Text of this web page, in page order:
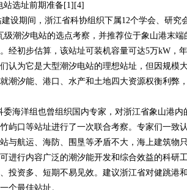
选址前期准备[1][4]
期间，浙江省科协组织下属12个学会、研究
级潮汐电站的选点考察，并推荐位于象山港末
经初步估算，该站址可装机容量可达5万kW，
认为它是大型潮汐电站的理想站址，但因规模
潮汐能、港口、水产和土地四大资源权衡利弊
海洋组也曾组织国内专家，对浙江省象山港内
屿口等站址进行了一次联合考察。专家们一致
与航运、海防、围垦等矛盾不大，海上建筑物
进行内容广泛的潮汐能开发和综合效益的科研
投资多、短期不易见效。建议浙江省对健跳港
个最佳站址。